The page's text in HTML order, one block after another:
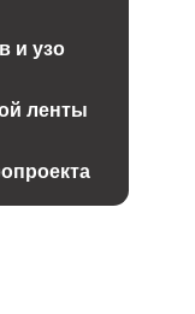
и узо
ленты